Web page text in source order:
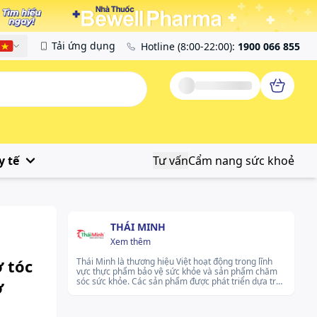
Việt Tải ứng dụng Hotline (8:00-22:00): 1900 066 855
tế Tư vấnCẩm nang sức khoẻ
tóc
THÁI MINH
Xem thêm
Thái Minh là thương hiệu Việt hoạt động trong lĩnh
vực thực phẩm bảo vệ sức khỏe và sản phẩm chăm
sóc sức khỏe. Các sản phẩm được phát triển dựa trên